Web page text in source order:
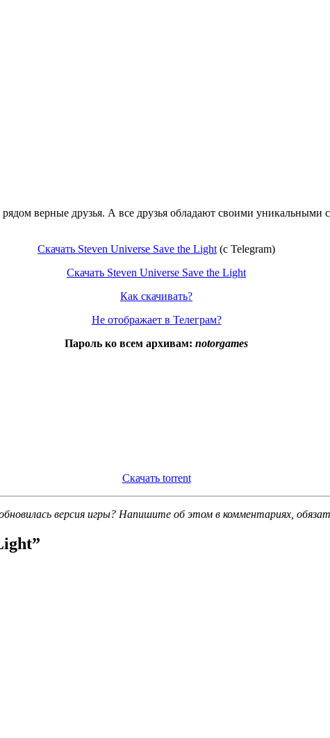
верные друзья. А все друзья обладают своими уникальными
Скачать Steven Universe Save the Light (c Telegram)
Скачать Steven Universe Save the Light
Как скачивать?
Не отображает в Телеграм?
Пароль ко всем архивам: notorgames
Скачать torrent
версия игры? Напишите об этом в комментариях,
”